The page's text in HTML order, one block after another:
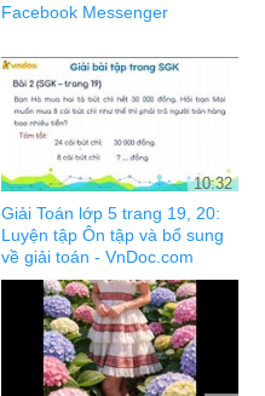
Facebook Messenger
10:32
Giải Toán lớp 5 trang 19, 20:
Luyện tập Ôn tập và bổ sung
về giải toán - VnDoc.com